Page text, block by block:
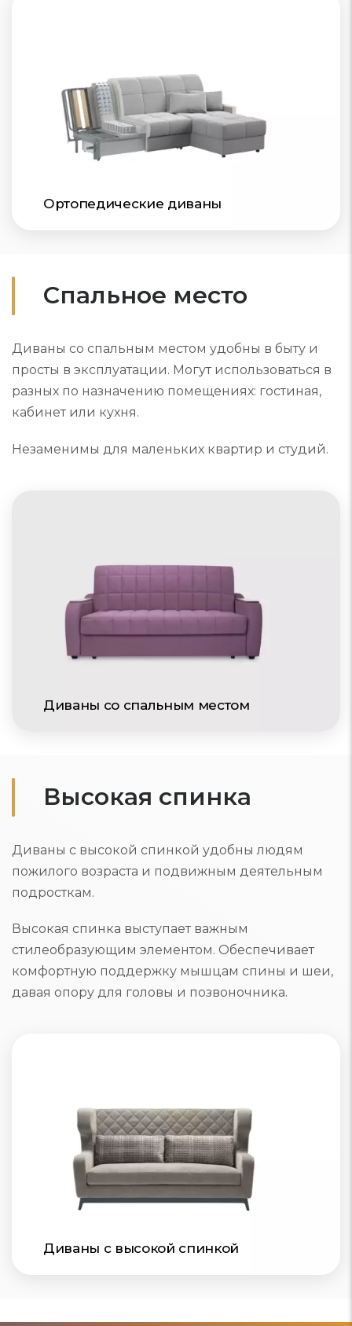
Ортопедические диваны
Диваны со спальным местом
Спальное место
Диваны со спальным местом удобны в быту и
просты в эксплуатации. Могут использоваться в
разных по назначению помещениях: гостиная,
кабинет или кухня.
Незаменимы для маленьких квартир и студий.
Высокая спинка
Диваны с высокой спинкой удобны людям
пожилого возраста и подвижным деятельным
подросткам.
Высокая спинка выступает важным
стилеобразующим элементом. Обеспечивает
комфортную поддержку мышцам спины и шеи,
давая опору для головы и позвоночника.
Диваны с высокой спинкой